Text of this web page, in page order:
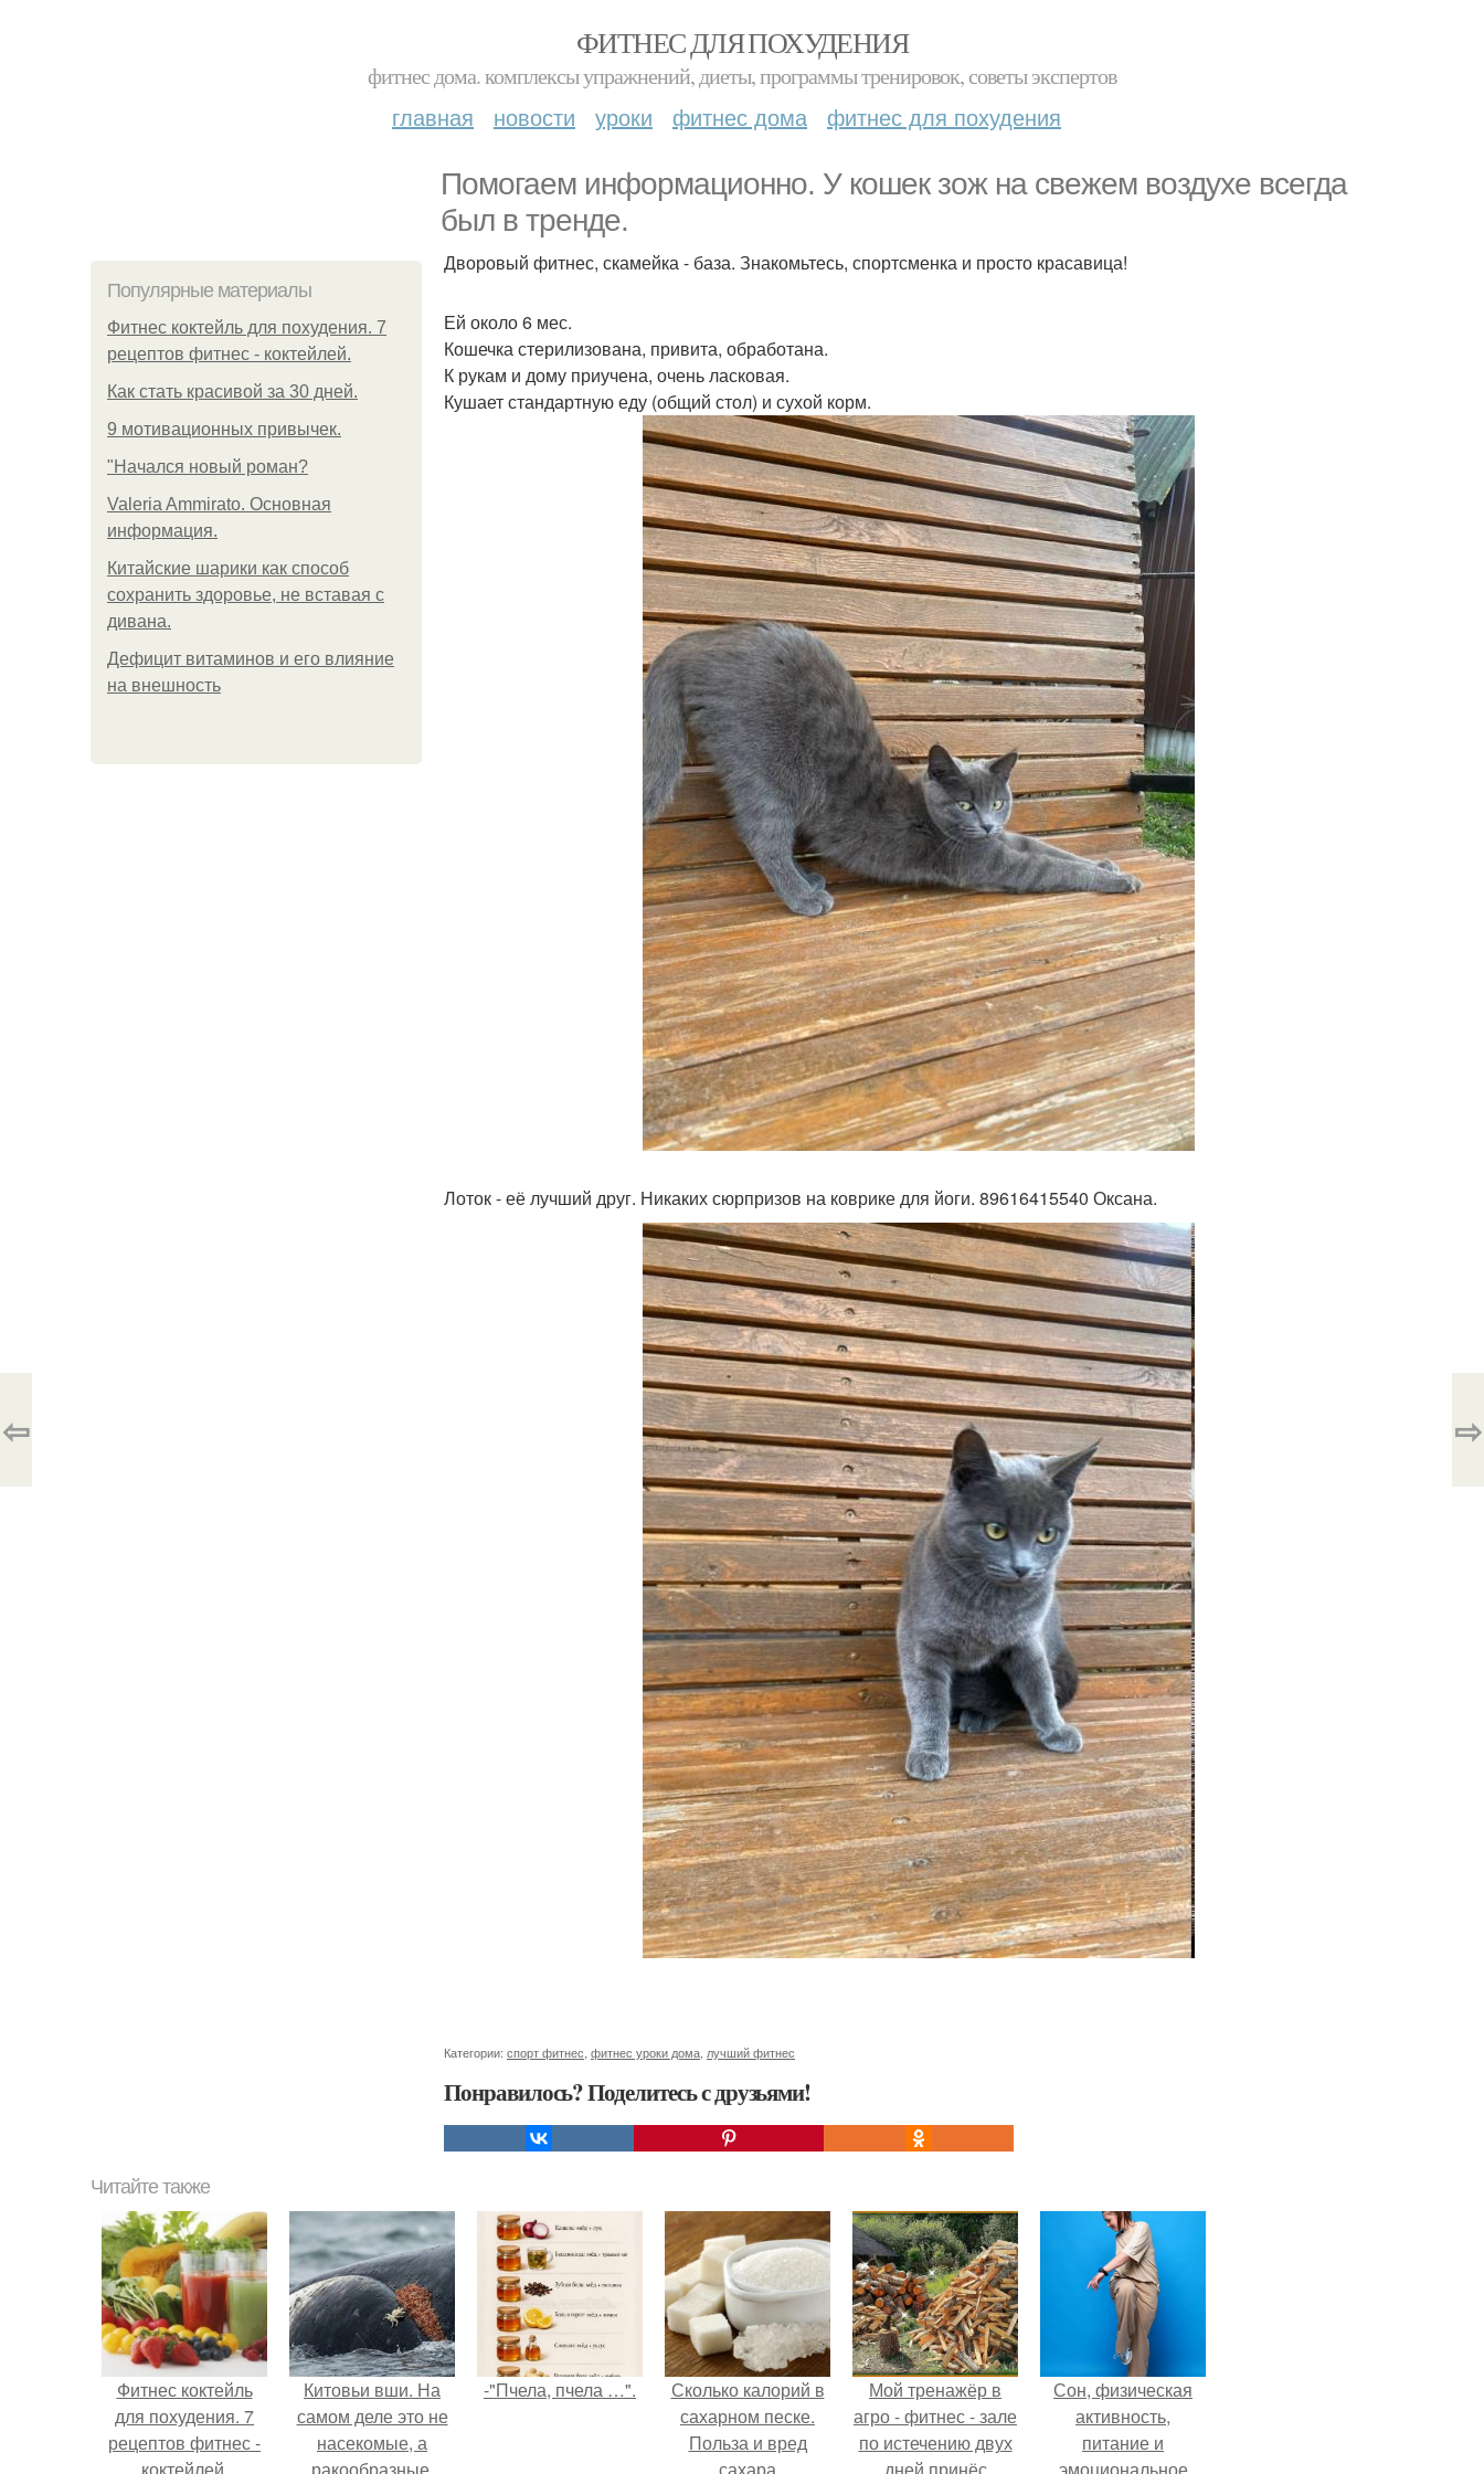
ФИТНЕС ДЛЯ ПОХУДЕНИЯ
фитнес дома. комплексы упражнений, диеты, программы тренировок, советы экспертов
главная новости уроки фитнес дома фитнес для похудения
Помогаем информационно. У кошек зож на свежем воздухе всегда
был в тренде.
Популярные материалы
Фитнес коктейль для похудения. 7
рецептов фитнес - коктейлей.
Как стать красивой за 30 дней.
9 мотивационных привычек.
"Начался новый роман?
Valeria Ammirato. Основная
информация.
Китайские шарики как способ
сохранить здоровье, не вставая с
дивана.
Дефицит витаминов и его влияние
на внешность
Дворовый фитнес, скамейка - база. Знакомьтесь, спортсменка и просто красавица!
Ей около 6 мес.
Кошечка стерилизована, привита, обработана.
К рукам и дому приучена, очень ласковая.
Кушает стандартную еду (общий стол) и сухой корм.
Лоток - её лучший друг. Никаких сюрпризов на коврике для йоги. 89616415540 Оксана.
Категории: спорт фитнес фитнес уроки дома лучший фитнес
Понравилось? Поделитесь с друзьями!
⇦ ⇨
Читайте также
Фитнес коктейль
для похудения. 7
рецептов фитнес -
Китовьи вши. На
самом деле это не
насекомые, а
-"Пчела, пчела …".
Сколько калорий в
сахарном песке.
Польза и вред
Мой тренажёр в
агро - фитнес - зале
по истечению двух
Сон, физическая
активность,
питание и